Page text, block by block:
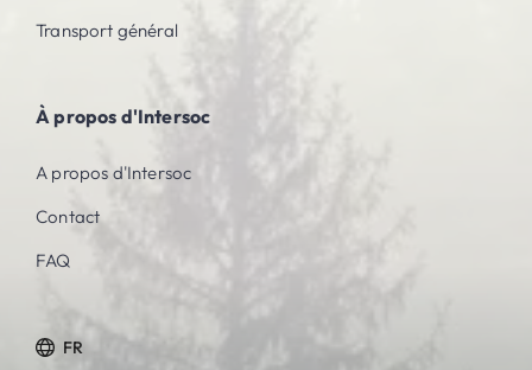
Transport général
À propos d'Intersoc
A propos d'Intersoc
Contact
FAQ
FR